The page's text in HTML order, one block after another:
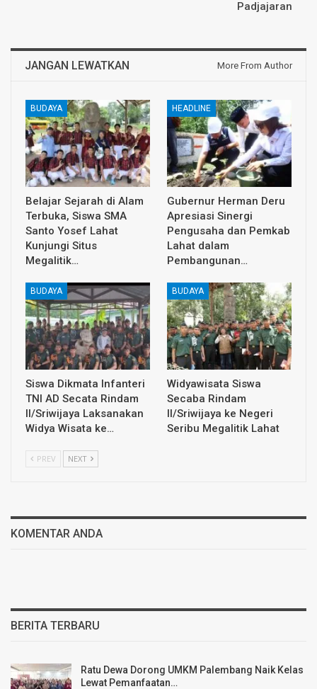
Padjajaran
JANGAN LEWATKAN More From Author
BUDAYA
Belajar Sejarah di Alam
Terbuka, Siswa SMA
Santo Yosef Lahat
Kunjungi Situs
Megalitik…
HEADLINE
Gubernur Herman Deru
Apresiasi Sinergi
Pengusaha dan Pemkab
Lahat dalam
Pembangunan…
BUDAYA
Siswa Dikmata Infanteri
TNI AD Secata Rindam
II/Sriwijaya Laksanakan
Widya Wisata ke…
BUDAYA
Widyawisata Siswa
Secaba Rindam
II/Sriwijaya ke Negeri
Seribu Megalitik Lahat
PREV NEXT
KOMENTAR ANDA
BERITA TERBARU
Ratu Dewa Dorong UMKM Palembang Naik Kelas
Lewat Pemanfaatan…